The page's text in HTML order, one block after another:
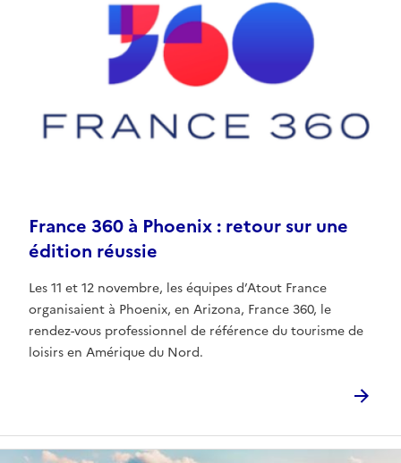
France 360 à Phoenix : retour sur une
édition réussie
Les 11 et 12 novembre, les équipes d’Atout France
organisaient à Phoenix, en Arizona, France 360, le
rendez-vous professionnel de référence du tourisme de
loisirs en Amérique du Nord.